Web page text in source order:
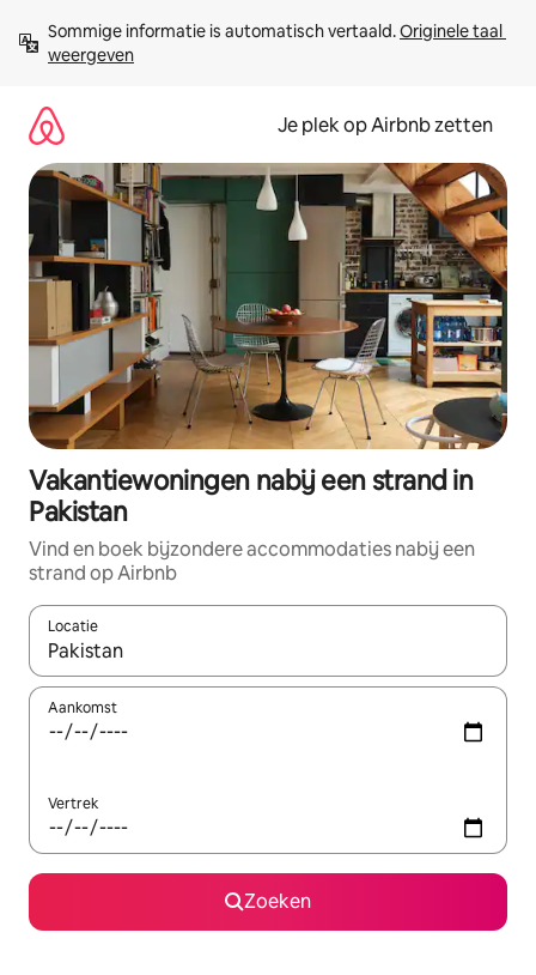
direct
naar
Sommige informatie is automatisch vertaald. Originele taal
weergeven
Je plek op Airbnb zetten
Vakantiewoningen nabij een strand in
Pakistan
Vind en boek bijzondere accommodaties nabij een
strand op Airbnb
Locatie
Wanneer er resultaten beschikbaar zijn, maak je een keuze
Aankomst
Vertrek
Zoeken